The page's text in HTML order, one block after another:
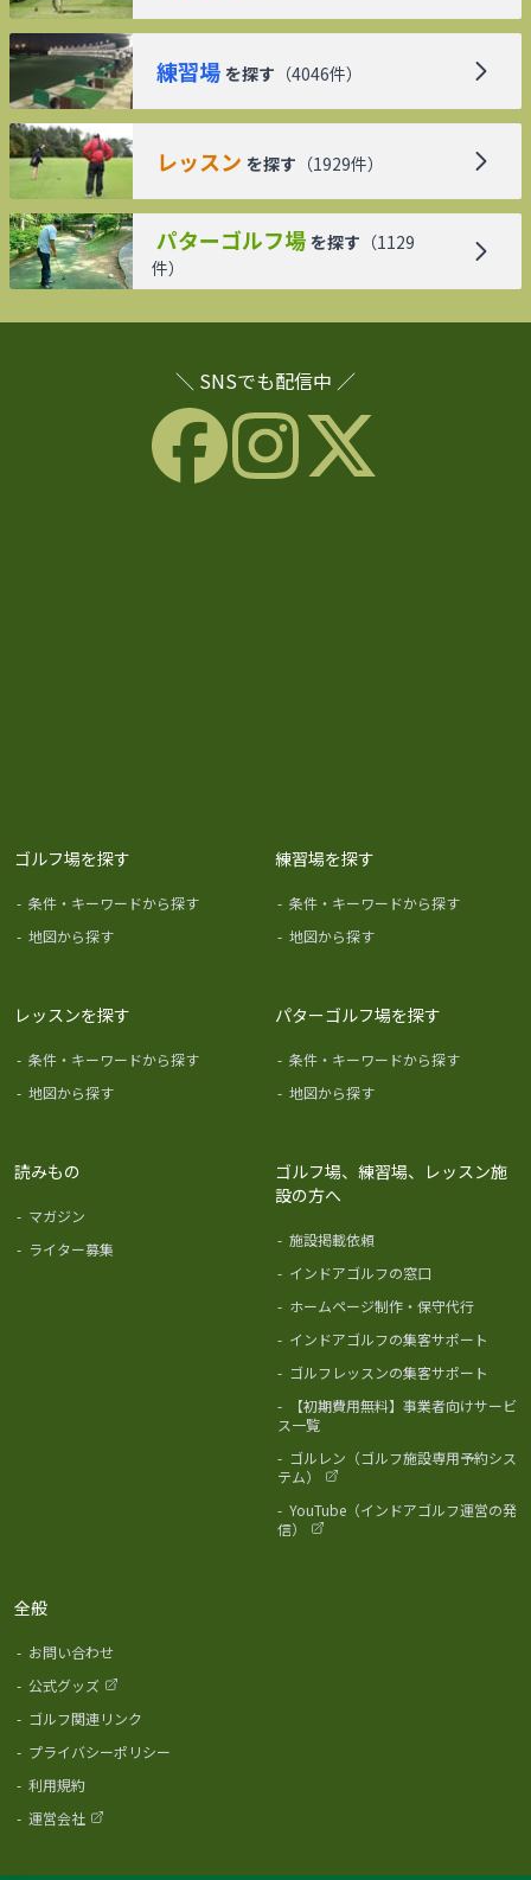
練習場 を探す （4046件）
レッスン を探す （1929件）
パターゴルフ場 を探す （1129
件）
＼ SNSでも配信中 ／
ゴルフ場を探す
- 条件・キーワードから探す
- 地図から探す
練習場を探す
- 条件・キーワードから探す
- 地図から探す
レッスンを探す
- 条件・キーワードから探す
- 地図から探す
パターゴルフ場を探す
- 条件・キーワードから探す
- 地図から探す
読みもの
- マガジン
- ライター募集
ゴルフ場、練習場、レッスン施
設の方へ
- 施設掲載依頼
- インドアゴルフの窓口
- ホームページ制作・保守代行
- インドアゴルフの集客サポート
- ゴルフレッスンの集客サポート
-
【初期費用無料】事業者向けサービ
ス一覧
- ゴルレン（ゴルフ施設専用予約シス
テム）
- YouTube（インドアゴルフ運営の発
信）
全般
- お問い合わせ
- 公式グッズ
- ゴルフ関連リンク
- プライバシーポリシー
- 利用規約
- 運営会社